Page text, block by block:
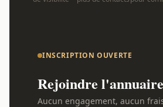
INSCRIPTION OUVERTE
Rejoindre l'annuaire
Aucun engagement, aucun